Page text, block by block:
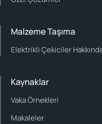
Malzeme Taşıma
Elektrikli Çekiciler
Kaynaklar
Vaka Örnekleri
Makaleler